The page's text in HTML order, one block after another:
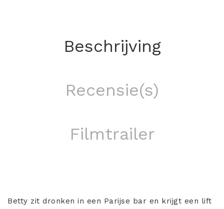
Beschrijving
Recensie(s)
Filmtrailer
Betty zit dronken in een Parijse bar en krijgt een lift